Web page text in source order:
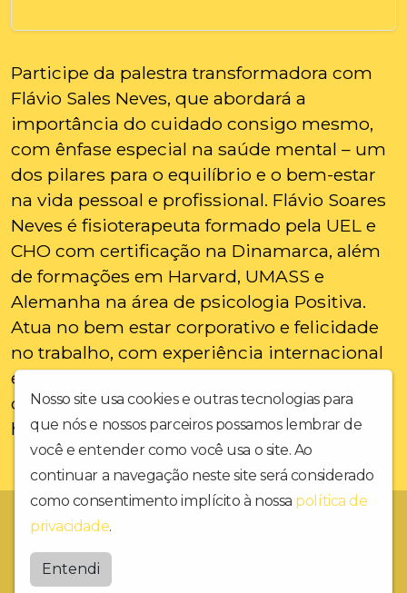
Participe da palestra transformadora com
Flávio Sales Neves, que abordará a
importância do cuidado consigo mesmo,
com ênfase especial na saúde mental – um
dos pilares para o equilíbrio e o bem-estar
na vida pessoal e profissional. Flávio Soares
Neves é fisioterapeuta formado pela UEL e
CHO com certificação na Dinamarca, além
de formações em Harvard, UMASS e
Alemanha na área de psicologia Positiva.
Atua no bem estar corporativo e felicidade
no trabalho, com experiência internacional
em eventos na Europa e EUA. Atualmente
cursa psicologia na UNIP link de inscrição:
https://forms.gle/39yPHVyKJmaS3FX49
Nosso site usa cookies e outras tecnologias para
que nós e nossos parceiros possamos lembrar de
você e entender como você usa o site. Ao
continuar a navegação neste site será considerado
como consentimento implícito à nossa política de
privacidade.
Entendi